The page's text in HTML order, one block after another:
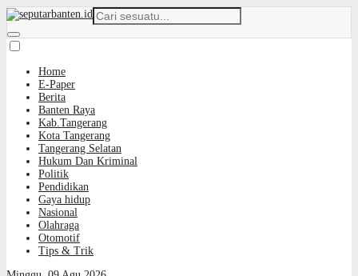
Home
E-Paper
Berita
Banten Raya
Kab.Tangerang
Kota Tangerang
Tangerang Selatan
Hukum Dan Kriminal
Politik
Pendidikan
Gaya hidup
Nasional
Olahraga
Otomotif
Tips & Trik